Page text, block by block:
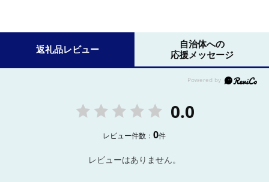
返礼品レビュー
自治体への
応援メッセージ
0.0
レビュー件数：0件
レビューはありません。